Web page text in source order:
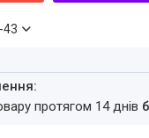
43
протягом 14 днів